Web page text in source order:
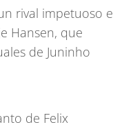
rival impetuoso e
Hansen, que
de Juninho
de Felix